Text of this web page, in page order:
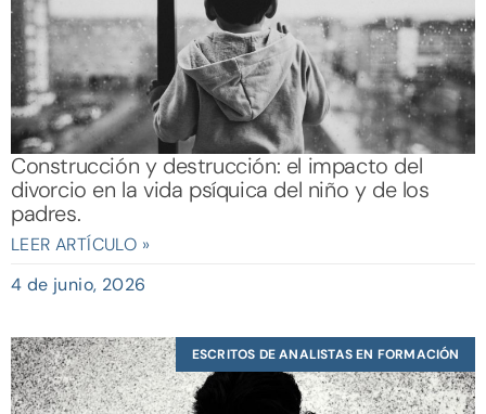
Construcción y destrucción: el impacto del
divorcio en la vida psíquica del niño y de los
padres.
LEER ARTÍCULO »
4 de junio, 2026
ESCRITOS DE ANALISTAS EN FORMACIÓN